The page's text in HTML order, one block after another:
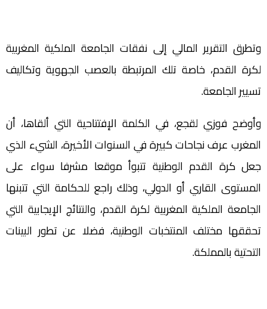
وتطرق التقرير المالي إلى نفقات الجامعة الملكية المغربية
لكرة القدم، خاصة تلك المرتبطة بالعصب الجهوية وتكاليف
تسيير الجامعة.
وأوضح فوزي لقجع، في الكلمة الإفتتاحية التي ألقاها، أن
المغرب عرف نجاحات كبيرة في السنوات الأخيرة، الشيء الذي
جعل كرة القدم الوطنية تتبوأ موقعا مشرفا سواء على
المستوى القاري أو الدولي، وذلك راجع للحكامة التي تتبنها
الجامعة الملكية المغربية لكرة القدم، والنتائج الإيجابية التي
تحققها مختلف المنتخبات الوطنية، فضلا عن تطور البينات
التحتية بالمملكة.